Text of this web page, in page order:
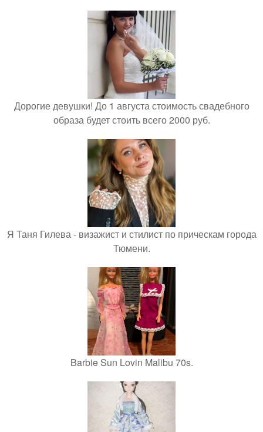
Дорогие девушки! До 1 августа стоимость свадебного
образа будет стоить всего 2000 руб.
Я Таня Гилева - визажист и стилист по прическам города
Тюмени.
Barbie Sun Lovin Malibu 70s.